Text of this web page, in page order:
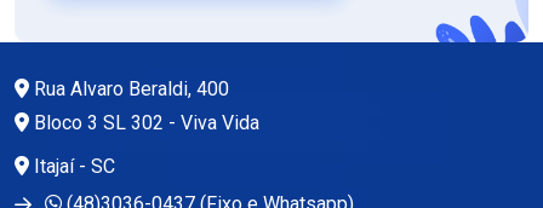
Rua Alvaro Beraldi, 400
Bloco 3 SL 302 - Viva Vida
Itajaí - SC
(48)3036-0437 (Fixo e Whatsapp)